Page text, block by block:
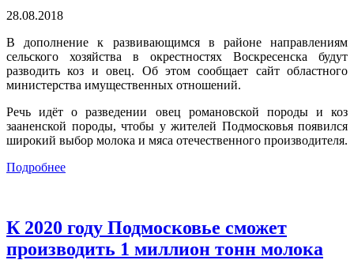
28.08.2018
В дополнение к развивающимся в районе направлениям
сельского хозяйства в окрестностях Воскресенска будут
разводить коз и овец. Об этом сообщает сайт областного
министерства имущественных отношений.
Речь идёт о разведении овец романовской породы и коз
зааненской породы, чтобы у жителей Подмосковья появился
широкий выбор молока и мяса отечественного производителя.
Подробнее
К 2020 году Подмосковье сможет
производить 1 миллион тонн молока